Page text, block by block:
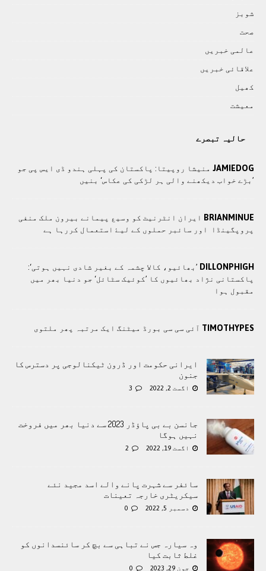
شوبز
صحت
عالمی خبريں
علاقائی خبريں
کھيل
معيشت
حالیہ تبصرے
JAMIEDOG منیشا روپیتا: پاکستان کی پہلی ہندو ڈی ایس پی جو
’بڑے خواب دیکھنے والی ہر لڑکی کی عکاس‘ بنیں
BRIANMINUE ايران انٹرنيٹ کو وسيع پيمانے بيرون ملک منفی
پروپگينڈا اور سائبر حملوں کے ليۓ استعمال کررہا ہے
DILLONPHIGH ’بھائیو، کالا چشمہ کے بغیر شادی نہیں ہوتی‘:
پاکستانی نژاد بھائیوں کا ’کوئیک سٹائل‘ جو دنیا بھر میں
مقبول ہوا
TIMOTHYPES آئی سی سی بورڈ میٹنگ ایک مرتبہ پھر ملتوی
ایرانی حکومت اور ڈرون ٹیکنالوجی پر دسترس کا
جنون
اگست 2, 2022 3
جانسن بے بی پاؤڈر 2023 سے دنیا بھر میں فروخت
نہیں ہوگا
اگست 19, 2022 2
سائفر سے شہرت پانے والے اسد مجید نئے
سیکریٹری خارجہ تعینات
دسمبر 5, 2022 0
وہ سیارہ جس نے تباہی سے بچ کر سائنسدانوں کو
غلط ثابت کیا
جون 29, 2023 0